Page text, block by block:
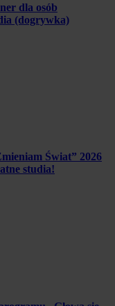
dla osób
(dogrywka)
Świat” 2026
studia!